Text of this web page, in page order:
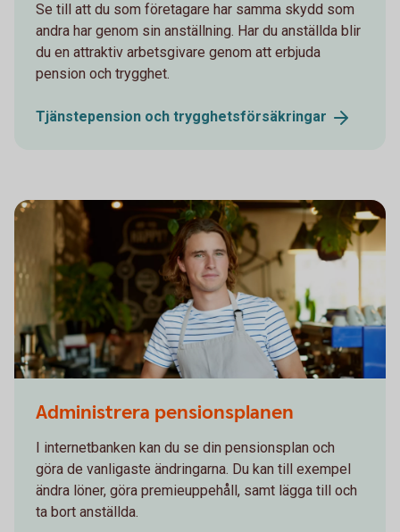
Se till att du som företagare har samma skydd som
andra har genom sin anställning. Har du anställda blir
du en attraktiv arbetsgivare genom att erbjuda
pension och trygghet.
Tjänstepension och trygghetsförsäkringar
Administrera pensionsplanen
I internetbanken kan du se din pensionsplan och
göra de vanligaste ändringarna. Du kan till exempel
ändra löner, göra premieuppehåll, samt lägga till och
ta bort anställda.